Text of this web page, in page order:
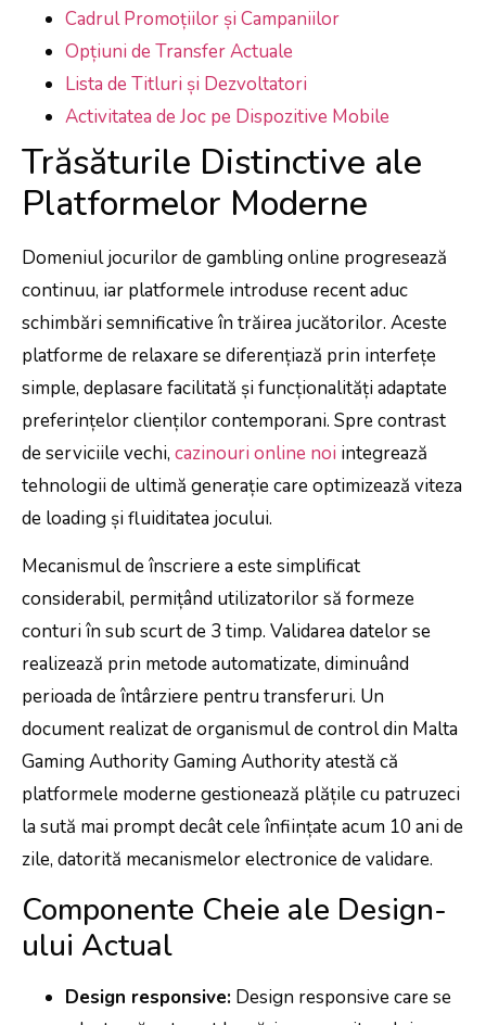
Cadrul Promoțiilor și Campaniilor
Opțiuni de Transfer Actuale
Lista de Titluri și Dezvoltatori
Activitatea de Joc pe Dispozitive Mobile
Trăsăturile Distinctive ale
Platformelor Moderne
Domeniul jocurilor de gambling online progresează
continuu, iar platformele introduse recent aduc
schimbări semnificative în trăirea jucătorilor. Aceste
platforme de relaxare se diferențiază prin interfețe
simple, deplasare facilitată și funcționalități adaptate
preferințelor clienților contemporani. Spre contrast
de serviciile vechi, cazinouri online noi integrează
tehnologii de ultimă generație care optimizează viteza
de loading și fluiditatea jocului.
Mecanismul de înscriere a este simplificat
considerabil, permițând utilizatorilor să formeze
conturi în sub scurt de 3 timp. Validarea datelor se
realizează prin metode automatizate, diminuând
perioada de întârziere pentru transferuri. Un
document realizat de organismul de control din Malta
Gaming Authority Gaming Authority atestă că
platformele moderne gestionează plățile cu patruzeci
la sută mai prompt decât cele înființate acum 10 ani de
zile, datorită mecanismelor electronice de validare.
Componente Cheie ale Design-
ului Actual
Design responsive: Design responsive care se